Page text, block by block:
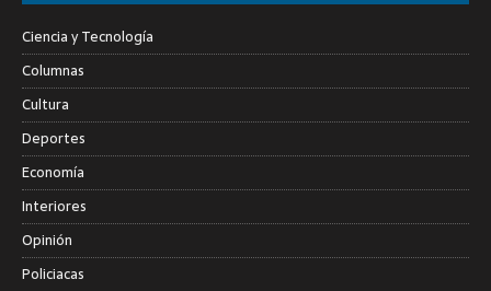
Ciencia y Tecnología
Columnas
Cultura
Deportes
Economía
Interiores
Opinión
Policiacas